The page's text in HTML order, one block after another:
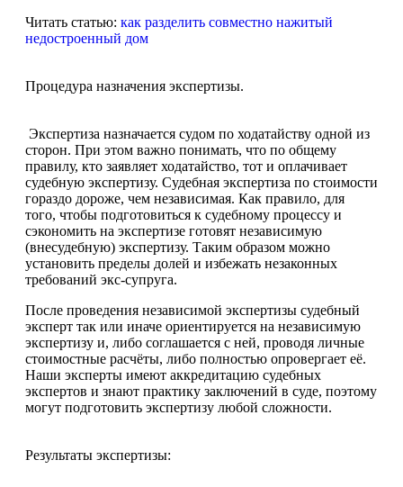
Читать статью: как разделить совместно нажитый
недостроенный дом
Процедура назначения экспертизы.
Экспертиза назначается судом по ходатайству одной из
сторон. При этом важно понимать, что по общему
правилу, кто заявляет ходатайство, тот и оплачивает
судебную экспертизу. Судебная экспертиза по стоимости
гораздо дороже, чем независимая. Как правило, для
того, чтобы подготовиться к судебному процессу и
сэкономить на экспертизе готовят независимую
(внесудебную) экспертизу. Таким образом можно
установить пределы долей и избежать незаконных
требований экс-супруга.
После проведения независимой экспертизы судебный
эксперт так или иначе ориентируется на независимую
экспертизу и, либо соглашается с ней, проводя личные
стоимостные расчёты, либо полностью опровергает её.
Наши эксперты имеют аккредитацию судебных
экспертов и знают практику заключений в суде, поэтому
могут подготовить экспертизу любой сложности.
Результаты экспертизы: